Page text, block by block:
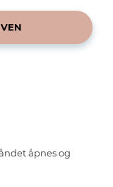
åpnes og